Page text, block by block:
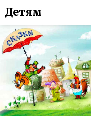
Детям